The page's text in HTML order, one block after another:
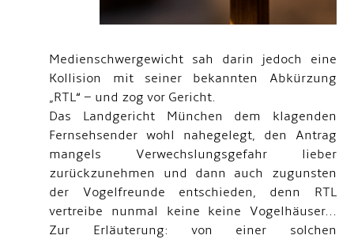
Medienschwergewicht sah darin jedoch eine
Kollision mit seiner bekannten Abkürzung
„RTL“ – und zog vor Gericht.
Das Landgericht München dem klagenden
Fernsehsender wohl nahegelegt, den Antrag
mangels Verwechslungsgefahr lieber
zurückzunehmen und dann auch zugunsten
der Vogelfreunde entschieden, denn RTL
vertreibe nunmal keine keine Vogelhäuser...
Zur Erläuterung: von einer solchen